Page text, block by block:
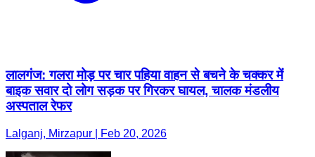
लालगंज: गलरा मोड़ पर चार पहिया वाहन से बचने के चक्कर में
बाइक सवार दो लोग सड़क पर गिरकर घायल, चालक मंडलीय
अस्पताल रेफर
Lalganj, Mirzapur | Feb 20, 2026